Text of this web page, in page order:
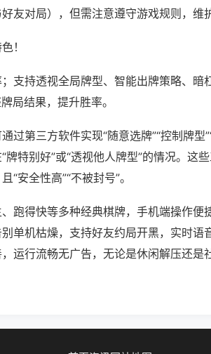
友对局），但需注意遵守游戏规则，维
！
支持透视全局牌型、智能出牌策略、暗
局结果，提升胜率。
过第三方软件实现“随意选牌”“控制牌型
牌特别好”或“透视他人牌型”的情况。这
“安全性高”“不被封号”。
跑得快等多种经典棋牌，手机端操作便
单机枯燥，支持好友约局开黑，实时语
运行流畅无广告，无论是休闲解压还是